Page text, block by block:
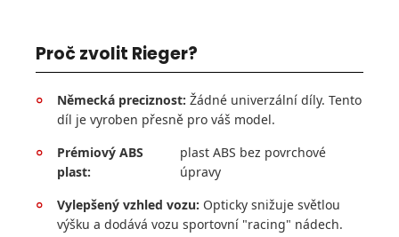
Proč zvolit Rieger?
° Německá preciznost: Žádné univerzální díly. Tento
díl je vyroben přesně pro váš model.
°
Prémiový ABS
plast:
plast ABS bez povrchové
úpravy
° Vylepšený vzhled vozu: Opticky snižuje světlou
výšku a dodává vozu sportovní "racing" nádech.